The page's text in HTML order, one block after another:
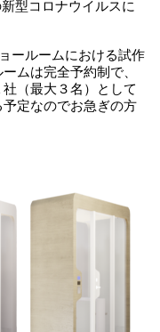
型コロナウイルスに
ールームにおける試作
ムは完全予約制で、
（最大３名）として
定なのでお急ぎの⽅